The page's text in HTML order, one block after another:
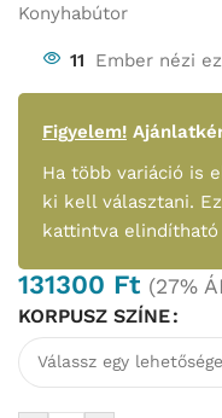
Konyhabútor
11 Ember nézi
Figyelem!
Ha több variáció is
ki kell választani.
kattintva
131300 Ft (27%
KORPUSZ SZÍNE